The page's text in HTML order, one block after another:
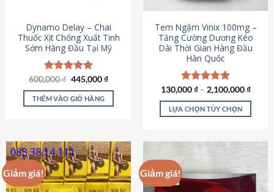
Dynamo Delay – Chai
Thuốc Xịt Chống Xuất Tinh
Sớm Hàng Đầu Tại Mỹ
Được xếp
hạng5.00
5 sao
600,000₫ Giá
là:
600,000 ₫.
445,000₫Giá
tại
THÊM VÀO GIỎ HÀNG
Tem Ngậm Vinix 100mg –
Tăng Cường Dương Kéo
Dài Thời Gian Hàng Đầu
Hàn Quốc
Được xếp
hạng5.00
5 sao
130,000₫– 2,100,000₫
LỰA CHỌN TÙY CHỌN
nhiều
biến
Giảm giá! Giảm giá!